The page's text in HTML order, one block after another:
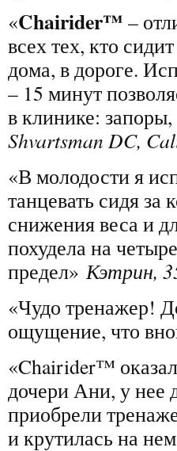
«Chairider™ –
всех тех, кто
дома, в дороге.
– 15 минут
в клинике:
Shvartsman DC,
«В молодости я
танцевать сидя
снижения веса и
похудела на
предел»Кэтрин,
«Чудо тренажер!
ощущение, что
«Chairider™
дочери Ани, у нее
приобрели
и крутилась на